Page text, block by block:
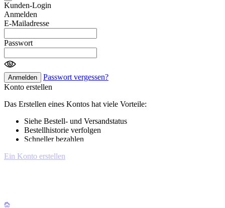
Kunden-Login
Anmelden
E-Mailadresse
Passwort
Anmelden
Passwort vergessen?
Konto erstellen
Das Erstellen eines Kontos hat viele Vorteile:
Siehe Bestell- und Versandstatus
Bestellhistorie verfolgen
Schneller bezahlen
Ein Konto erstellen